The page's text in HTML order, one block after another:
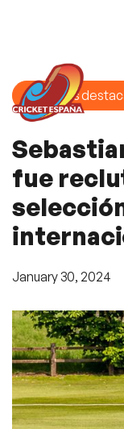
Historias
fue
January 30, 2024